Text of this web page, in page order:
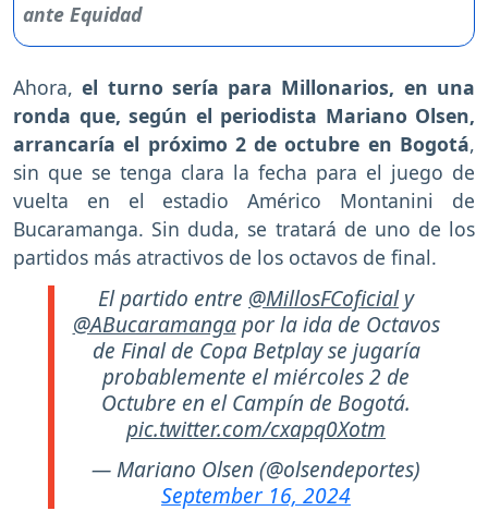
Ahora,el turno sería para Millonarios, en una
ronda que, según el periodista Mariano Olsen,
arrancaría el próximo 2 de octubre en Bogotá,
sin que se tenga clara la fecha para el juego de
vuelta en el estadio Américo Montanini de
Bucaramanga. Sin duda, se tratará de uno de los
partidos más atractivos de los octavos de final.
El partido entre @MillosFCoficialy
@ABucaramangapor la ida de Octavos
de Final de Copa Betplay se jugaría
probablemente el miércoles 2 de
Octubre en el Campín de Bogotá.
pic.twitter.com/cxapq0Xotm
— Mariano Olsen (@olsendeportes)
September 16, 2024